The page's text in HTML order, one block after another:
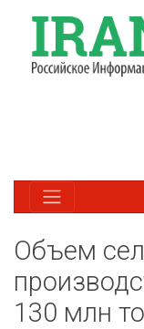
Объем
130 млн